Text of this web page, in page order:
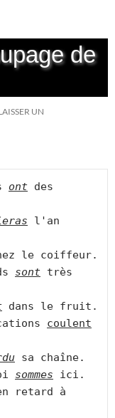
de
UN
ont des
l'an
le coiffeur.
sont très
dans le fruit.
coulent
sa chaîne.
sommes ici.
retard à